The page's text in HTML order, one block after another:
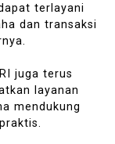
terlayani
dan transaksi
juga terus
layanan
mendukung